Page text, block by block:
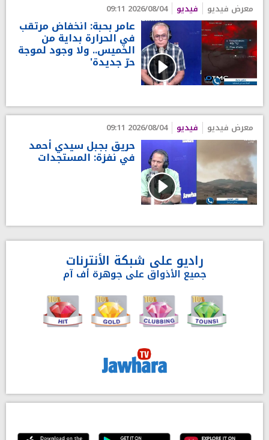
معرض فيديو فيديو 2026/08/04 09:11
عامر بحبة: انخفاض مرتقب
في الحرارة بداية من
الخميس.. ولا وجود لموجة
حرّ جديدة'
معرض فيديو فيديو 2026/08/04 09:11
حريق بجبل سيدي أحمد
في نفزة: المستجدات
راديو على شبكة الأنترنات
جميع الأذواق على جوهرة أف آم